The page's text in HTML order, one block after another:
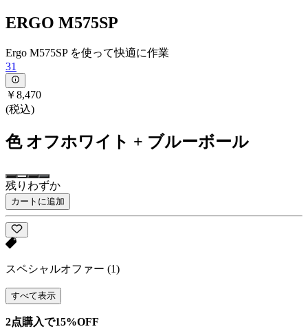
ERGO M575SP
Ergo M575SP を使って快適に作業
31
￥8,470
(税込)
色 オフホワイト + ブルーボール
残りわずか
カートに追加
スペシャルオファー (1)
すべて表示
2点購入で15%OFF